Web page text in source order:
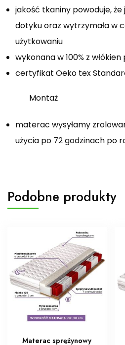
jakość tkaniny powoduje,
dotyku oraz wytrzymała w
użytkowaniu
wykonana w 100% z
certyfikat Oeko tex
Montaż
materac wysyłamy
użycia po 72 godzinach po
Podobne produkty
Materac sprężynowy